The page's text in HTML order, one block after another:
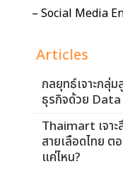
– Social Media
Articles
กลยุทธ์เจาะกลุ่
ธุรกิจด้วย
Thaimart เจา
สายเลือดไทย ต
แค่ไหน?